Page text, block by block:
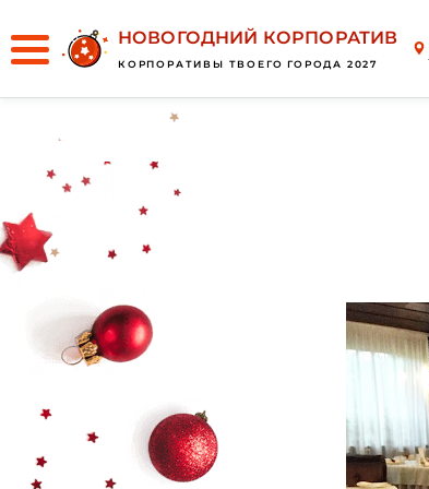
НОВОГОДНИЙ КОРПОРАТИВ
КОРПОРАТИВЫ ТВОЕГО ГОРОДА 2027